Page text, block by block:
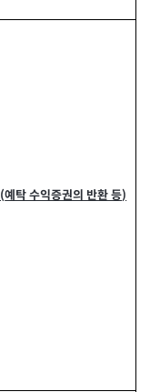
(예탁 수익증권의 반환 등)